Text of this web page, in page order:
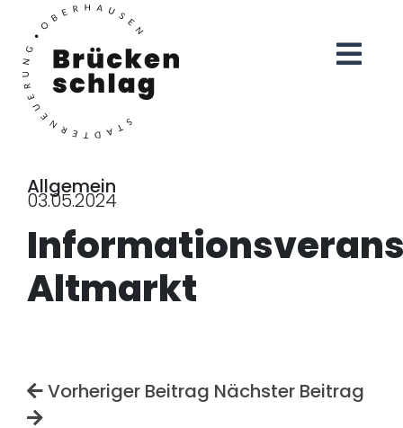
03.05.2024
Allgemein
Altmarkt
Vorheriger Beitrag Nächster Beitrag